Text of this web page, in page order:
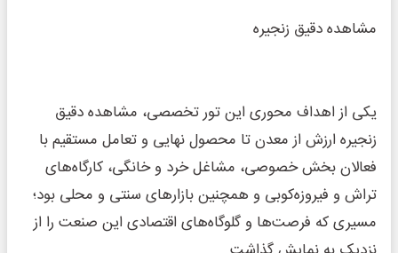
مشاهده دقیق زنجیره
یکی از اهداف محوری این تور تخصصی، مشاهده دقیق
زنجیره ارزش از معدن تا محصول نهایی و تعامل مستقیم با
فعالان بخش خصوصی، مشاغل خرد و خانگی، کارگاه‌های
تراش و فیروزه‌کوبی و همچنین بازارهای سنتی و محلی بود؛
مسیری که فرصت‌ها و گلوگاه‌های اقتصادی این صنعت را از